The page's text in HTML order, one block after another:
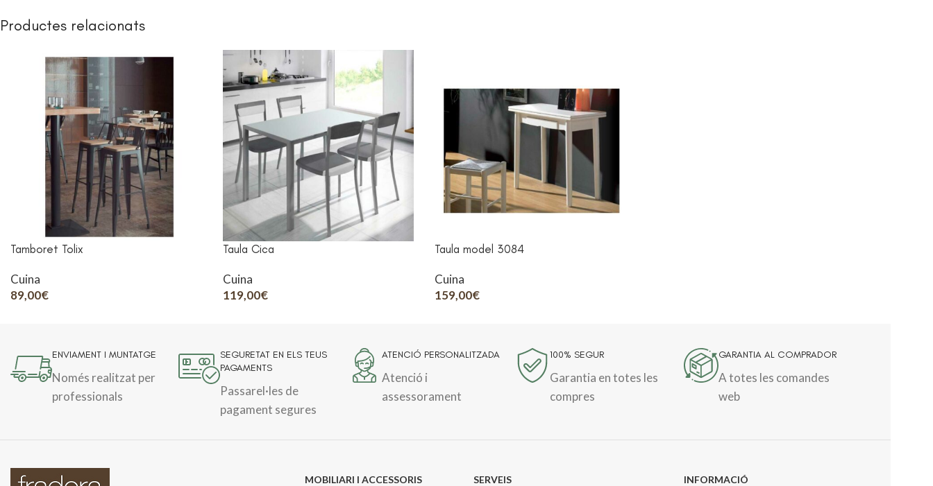
Productes relacionats
Tamboret Tolix
Cuina
89,00€
Taula Cica
Cuina
119,00€
Taula model 3084
Cuina
159,00€
ENVIAMENT I MUNTATGE
Només realitzat per
professionals
SEGURETAT EN ELS TEUS
PAGAMENTS
Passarel·les de
pagament segures
ATENCIÓ PERSONALITZADA
Atenció i
assessorament
100% SEGUR
Garantia en totes les
compres
GARANTIA AL COMPRADOR
A totes les comandes
web
MOBILIARI I ACCESSORIS
SERVEIS
INFORMACIÓ